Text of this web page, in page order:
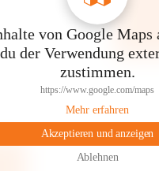
von Google Maps
der Verwendung
zustimmen.
https://www.google.com/maps
Mehr erfahren
Akzeptieren und anzeigen
Ablehnen